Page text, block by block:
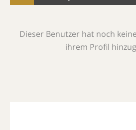
Dieser Benutzer hat noch
ihrem Profil